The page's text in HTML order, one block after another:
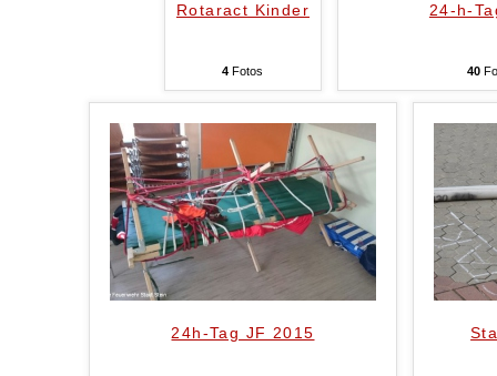
Rotaract Kinder
4 Fotos
24-h-
40
24h-Tag JF 2015